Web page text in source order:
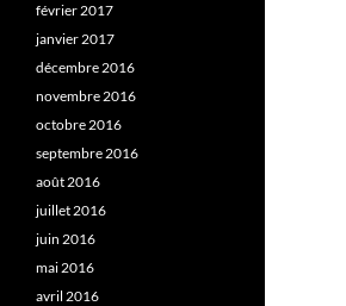
février 2017
janvier 2017
décembre 2016
novembre 2016
octobre 2016
septembre 2016
août 2016
juillet 2016
juin 2016
mai 2016
avril 2016